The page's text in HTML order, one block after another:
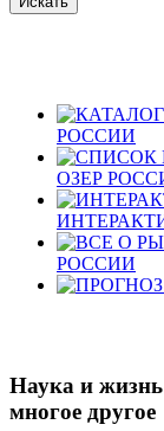
РОССИИ
ОЗЕР
РОССИИ
Наука и жизнь
многое другое